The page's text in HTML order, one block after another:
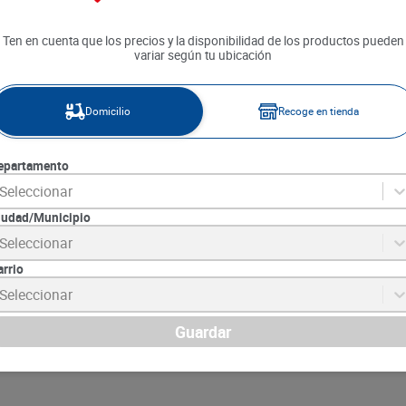
$7900
Agregar
Comparar este
Ten en cuenta que los precios y la disponibilidad de los productos pueden
variar según tu ubicación
Domicilio Recoge en tienda
Seleccionar
Municipio
Seleccionar
Seleccionar
Guardar